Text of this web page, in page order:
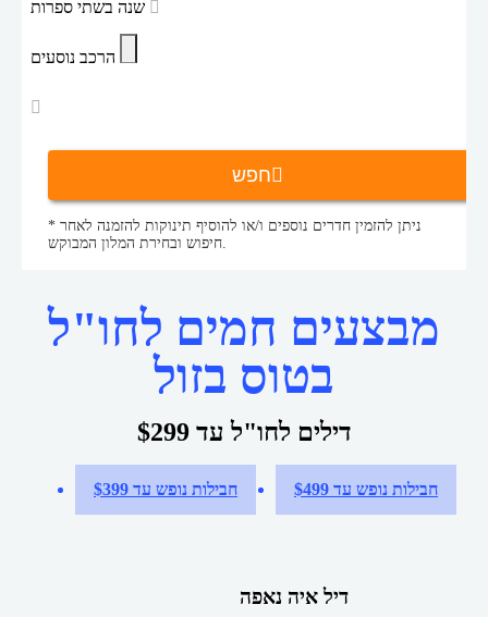
הרכב נוסעים
חפש
* ניתן להזמין חדרים נוספים ו/או להוסיף תינוקות להזמנה לאחר
חיפוש ובחירת המלון המבוקש.
מבצעים חמים לחו"ל
בטוס בזול
דילים לחו"ל עד $299
חבילות נופש עד $399 חבילות נופש עד $499
דיל איה נאפה